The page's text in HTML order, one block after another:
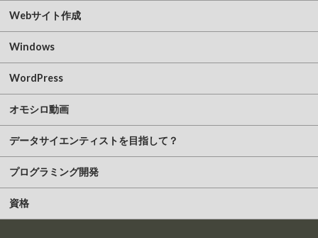
Webサイト作成
Windows
WordPress
オモシロ動画
データサイエンティストを目指して？
プログラミング開発
資格